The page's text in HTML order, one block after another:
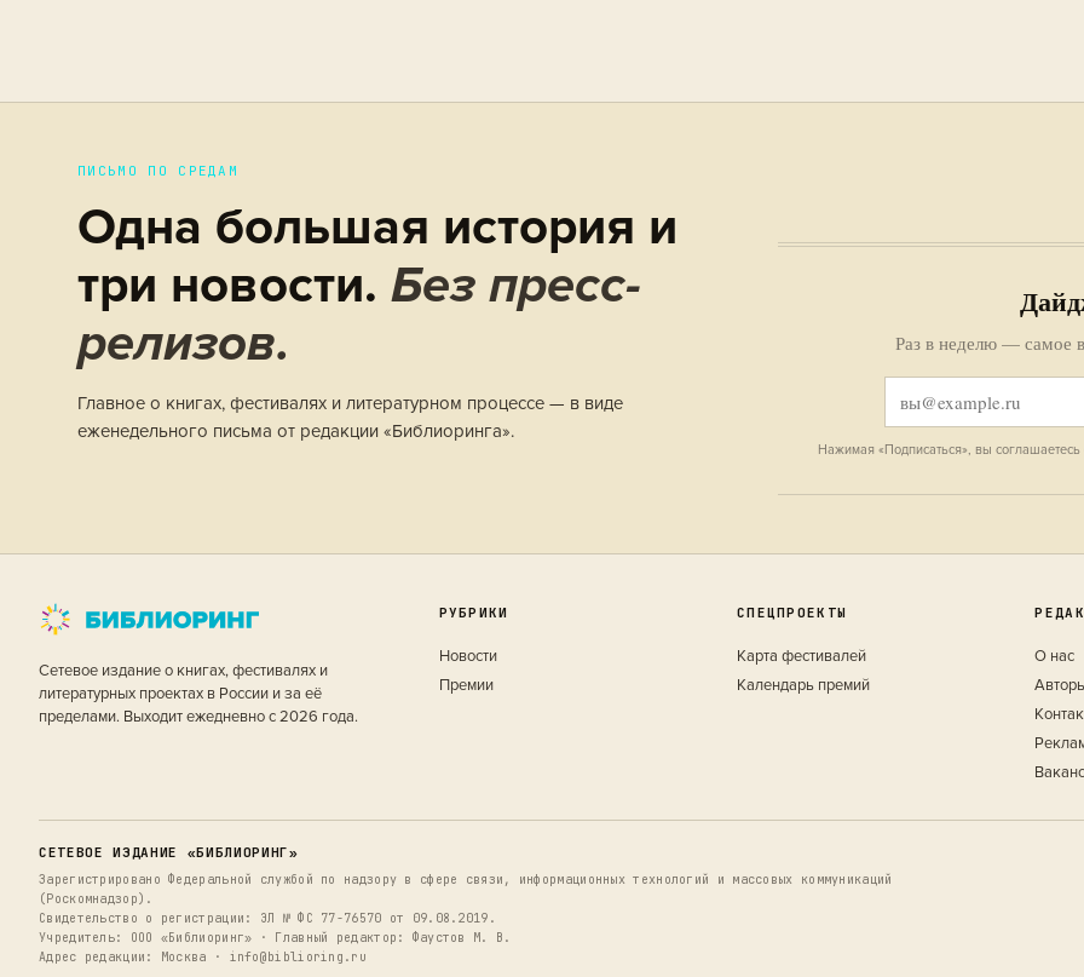
ПИСЬМО ПО СРЕДАМ
Одна большая история и
три новости. Без пресс-
релизов.
Главное о книгах, фестивалях и литературном процессе — в виде
еженедельного письма от редакции «Библиоринга».
Раз в неделю — самое
Нажимая «Подписаться», вы соглашаетесь
Сетевое издание о книгах, фестивалях и
литературных проектах в России и за её
пределами. Выходит ежедневно с 2026 года.
РУБРИКИ
Новости
Премии
СПЕЦПРОЕКТЫ
Карта фестивалей
Календарь премий
О нас
СЕТЕВОЕ ИЗДАНИЕ «БИБЛИОРИНГ»
Зарегистрировано Федеральной службой по надзору в сфере связи, информационных технологий и массовых коммуникаций
(Роскомнадзор).
Свидетельство о регистрации: ЭЛ № ФС 77-76570 от 09.08.2019.
Учредитель: ООО «Библиоринг» · Главный редактор: Фаустов М. В.
Адрес редакции: Москва · info@biblioring.ru